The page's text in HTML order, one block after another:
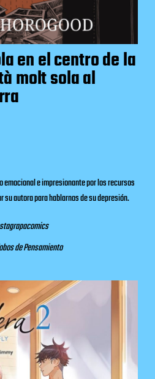
en el centro de la
molt sola al
emocional e impresionante por los recursos
autora para hablarnos de su depresión.
de Pensamiento